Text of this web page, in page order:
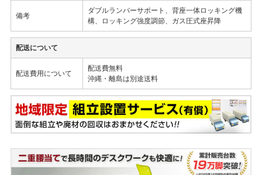
備考
ダブルランバーサポート、背座一体ロッキング機
構、ロッキング強度調節、ガス圧式座昇降
配送について
配送費用について
配送費無料
沖縄・離島は別途送料